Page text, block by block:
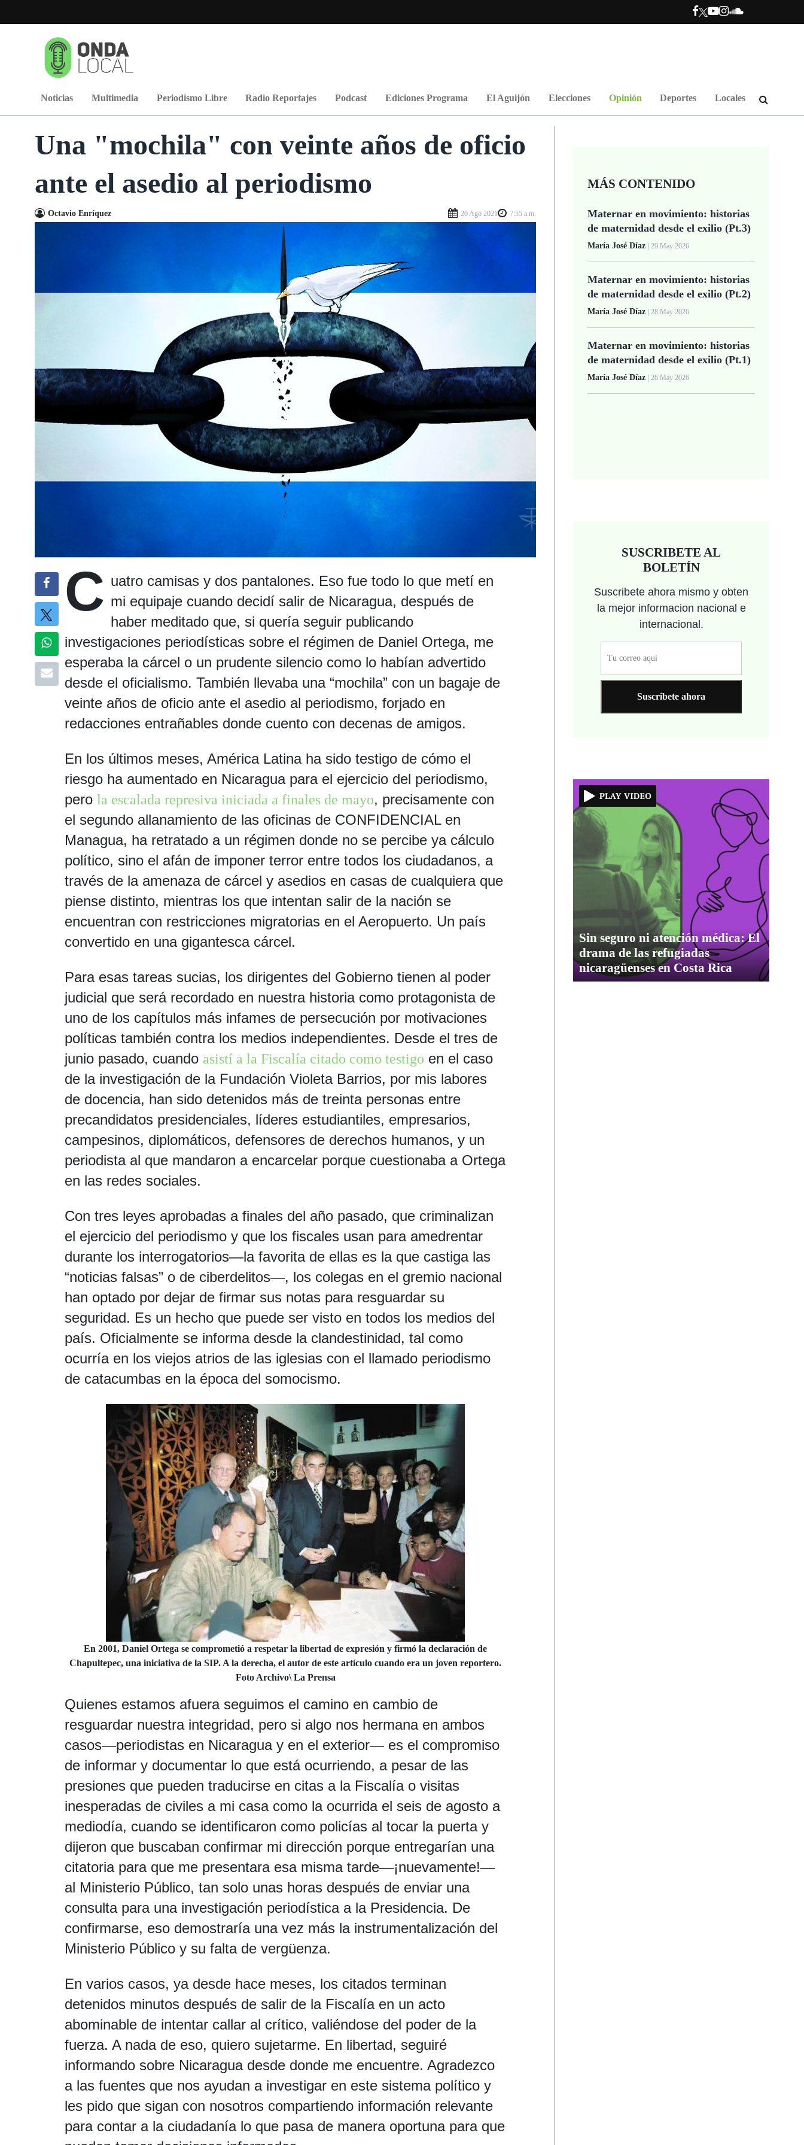
Noticias Multimedia Periodismo Libre Radio Reportajes Podcast Ediciones Programa El Aguijón Elecciones Opinión Deportes Locales
Una "mochila" con veinte años de oficio
ante el asedio al periodismo
Octavio Enríquez 20 Ago 2021 7:55 a.m.
C uatro camisas y dos pantalones. Eso fue todo lo que metí en
mi equipaje cuando decidí salir de Nicaragua, después de
haber meditado que, si quería seguir publicando
investigaciones periodísticas sobre el régimen de Daniel Ortega, me
esperaba la cárcel o un prudente silencio como lo habían advertido
desde el oficialismo. También llevaba una “mochila” con un bagaje de
veinte años de oficio ante el asedio al periodismo, forjado en
redacciones entrañables donde cuento con decenas de amigos.
En los últimos meses, América Latina ha sido testigo de cómo el
riesgo ha aumentado en Nicaragua para el ejercicio del periodismo,
pero la escalada represiva iniciada a finales de mayo, precisamente con
el segundo allanamiento de las oficinas de CONFIDENCIAL en
Managua, ha retratado a un régimen donde no se percibe ya cálculo
político, sino el afán de imponer terror entre todos los ciudadanos, a
través de la amenaza de cárcel y asedios en casas de cualquiera que
piense distinto, mientras los que intentan salir de la nación se
encuentran con restricciones migratorias en el Aeropuerto. Un país
convertido en una gigantesca cárcel.
Para esas tareas sucias, los dirigentes del Gobierno tienen al poder
judicial que será recordado en nuestra historia como protagonista de
uno de los capítulos más infames de persecución por motivaciones
políticas también contra los medios independientes. Desde el tres de
junio pasado, cuando asistí a la Fiscalía citado como testigo en el caso
de la investigación de la Fundación Violeta Barrios, por mis labores
de docencia, han sido detenidos más de treinta personas entre
precandidatos presidenciales, líderes estudiantiles, empresarios,
campesinos, diplomáticos, defensores de derechos humanos, y un
periodista al que mandaron a encarcelar porque cuestionaba a Ortega
en las redes sociales.
Con tres leyes aprobadas a finales del año pasado, que criminalizan
el ejercicio del periodismo y que los fiscales usan para amedrentar
durante los interrogatorios—la favorita de ellas es la que castiga las
“noticias falsas” o de ciberdelitos—, los colegas en el gremio nacional
han optado por dejar de firmar sus notas para resguardar su
seguridad. Es un hecho que puede ser visto en todos los medios del
país. Oficialmente se informa desde la clandestinidad, tal como
ocurría en los viejos atrios de las iglesias con el llamado periodismo
de catacumbas en la época del somocismo.
En 2001, Daniel Ortega se comprometió a respetar la libertad de expresión y firmó la declaración de
Chapultepec, una iniciativa de la SIP. A la derecha, el autor de este artículo cuando era un joven reportero.
Foto Archivo\ La Prensa
Quienes estamos afuera seguimos el camino en cambio de
resguardar nuestra integridad, pero si algo nos hermana en ambos
casos—periodistas en Nicaragua y en el exterior— es el compromiso
de informar y documentar lo que está ocurriendo, a pesar de las
presiones que pueden traducirse en citas a la Fiscalía o visitas
inesperadas de civiles a mi casa como la ocurrida el seis de agosto a
mediodía, cuando se identificaron como policías al tocar la puerta y
dijeron que buscaban confirmar mi dirección porque entregarían una
citatoria para que me presentara esa misma tarde—¡nuevamente!—
al Ministerio Público, tan solo unas horas después de enviar una
consulta para una investigación periodística a la Presidencia. De
confirmarse, eso demostraría una vez más la instrumentalización del
Ministerio Público y su falta de vergüenza.
En varios casos, ya desde hace meses, los citados terminan
detenidos minutos después de salir de la Fiscalía en un acto
abominable de intentar callar al crítico, valiéndose del poder de la
fuerza. A nada de eso, quiero sujetarme. En libertad, seguiré
informando sobre Nicaragua desde donde me encuentre. Agradezco
a las fuentes que nos ayudan a investigar en este sistema político y
les pido que sigan con nosotros compartiendo información relevante
para contar a la ciudadanía lo que pasa de manera oportuna para que
MÁS CONTENIDO
Maternar en movimiento: historias
de maternidad desde el exilio (Pt.3)
María José Díaz | 29 May 2026
Maternar en movimiento: historias
de maternidad desde el exilio (Pt.2)
María José Díaz | 28 May 2026
Maternar en movimiento: historias
de maternidad desde el exilio (Pt.1)
María José Díaz | 26 May 2026
SUSCRIBETE AL
BOLETÍN
Suscribete ahora mismo y obten
la mejor informacion nacional e
internacional.
Suscribete ahora
Sin seguro ni atención médica: El
drama de las refugiadas
nicaragüenses en Costa Rica